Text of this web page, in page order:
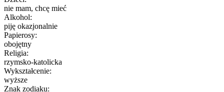
nie mam, chcę mieć
Alkohol:
piję okazjonalnie
Papierosy:
obojętny
Religia:
rzymsko-katolicka
Wykształcenie:
wyższe
Znak zodiaku: